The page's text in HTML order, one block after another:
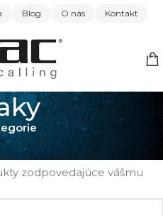
Blog O nás Kontakt
zodpovedajúce vášmu